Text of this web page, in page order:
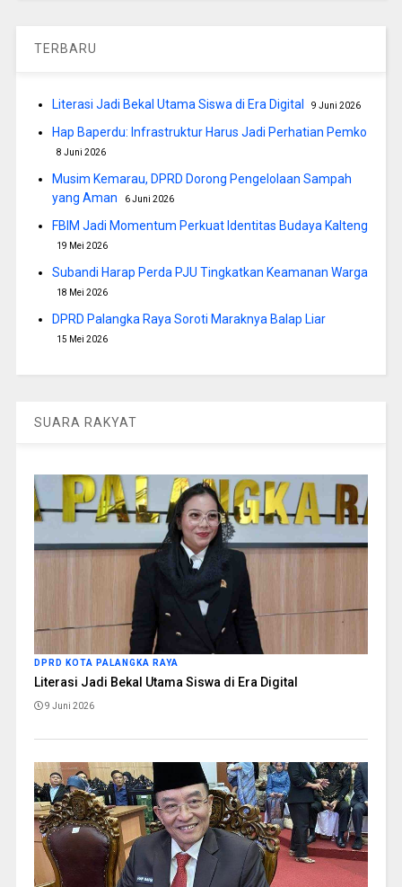
TERBARU
Literasi Jadi Bekal Utama Siswa di Era Digital 9 Juni 2026
Hap Baperdu: Infrastruktur Harus Jadi Perhatian Pemko
8 Juni 2026
Musim Kemarau, DPRD Dorong Pengelolaan Sampah
yang Aman
6 Juni 2026
FBIM Jadi Momentum Perkuat Identitas Budaya Kalteng
19 Mei 2026
Subandi Harap Perda PJU Tingkatkan Keamanan Warga
18 Mei 2026
DPRD Palangka Raya Soroti Maraknya Balap Liar
15 Mei 2026
SUARA RAKYAT
DPRD KOTA PALANGKA RAYA
Literasi Jadi Bekal Utama Siswa di Era Digital
9 Juni 2026